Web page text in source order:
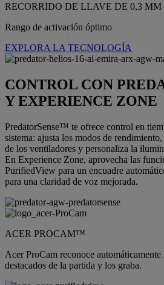
RECORRIDO DE LLAVE DE 0,3 MM
Rango de activación óptimo
EXPLORA LA TECNOLOGÍA
CONTROL CON
Y EXPERIENCE ZONE
PredatorSense™ te ofrece control en
sistema: ajusta los modos de
de los ventiladores y personaliza la
En Experience Zone, aprovecha las
PurifiedView para un encuadre
para una claridad de voz mejorada.
ACER PROCAM™
Acer ProCam reconoce automáticamente
destacados de la partida y los graba.